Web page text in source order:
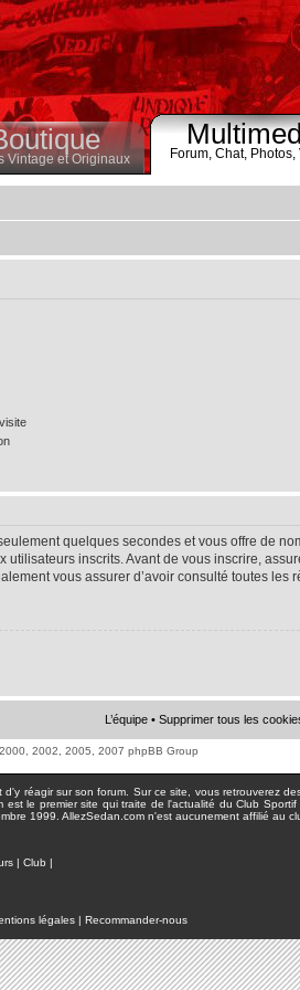
Vintage et Originaux Forum, Chat, Photos,
quelques secondes et vous offre de
inscrits. Avant de vous inscrire,
vous assurer d’avoir consulté toutes les
L’équipe • Supprimer tous les
2002, 2005, 2007 phpBB Group
réagir sur son forum. Sur ce site, vous retrouverez
le premier site qui traite de l'actualité du Club
1999. AllezSedan.com n'est aucunement affilié au
| Club |
légales | Recommander-nous